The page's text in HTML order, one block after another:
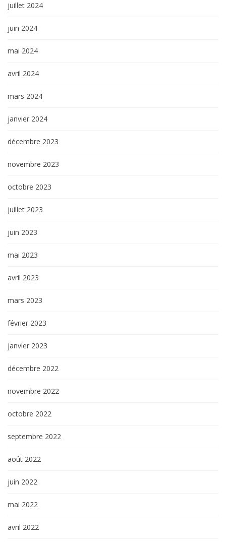
juillet 2024
juin 2024
mai 2024
avril 2024
mars 2024
janvier 2024
décembre 2023
novembre 2023
octobre 2023
juillet 2023
juin 2023
mai 2023
avril 2023
mars 2023
février 2023
janvier 2023
décembre 2022
novembre 2022
octobre 2022
septembre 2022
août 2022
juin 2022
mai 2022
avril 2022